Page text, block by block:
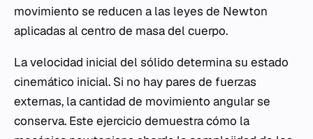
movimiento se reducen a las leyes de Newton
aplicadas al centro de masa del cuerpo.
La velocidad inicial del sólido determina su estado
cinemático inicial. Si no hay pares de fuerzas
externas, la cantidad de movimiento angular se
conserva. Este ejercicio demuestra cómo la